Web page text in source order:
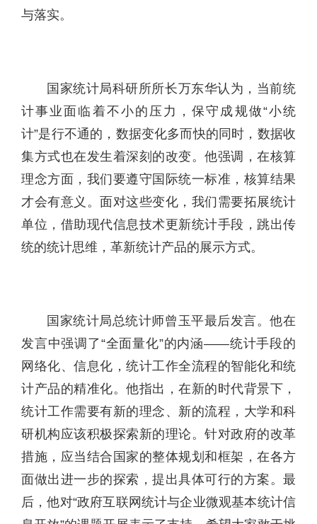
与落实。
国家统计局科研所所长万东华认为，当前统
计事业面临着不小的压力，保守成规做“小统
计”是行不通的，数据变化多而快的同时，数据收
集方式也在发生着深刻的改变。他强调，在核算
理念方面，我们要遵守国际统一标准，核算结果
才会有意义。面对这些变化，我们需要拓展统计
单位，借助现代信息技术更新统计手段，跳出传
统的统计思维，革新统计产品的展示方式。
国家统计局总统计师曾玉平最后发言。他在
发言中强调了“全面量化”的内涵——统计手段的
网络化、信息化，统计工作全流程的智能化和统
计产品的精准化。他指出，在新的时代背景下，
统计工作需要有新的理念、新的流程，大学和科
研机构应该积极探索新的理论。针对政府的改革
措施，应当结合国家的整体规划和框架，在各方
面做出进一步的探索，提出具体可行的方案。最
后，他对“政府互联网统计与企业微观基本统计信